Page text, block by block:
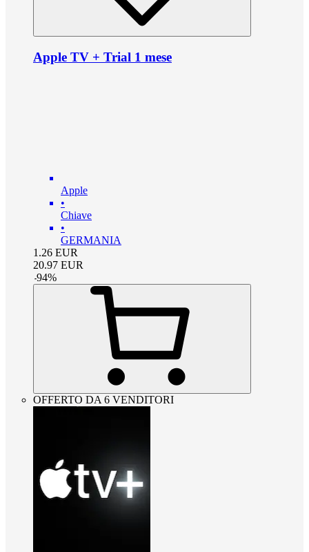
Apple TV + Trial 1 mese
Apple
•
Chiave
•
GERMANIA
1.26 EUR
20.97 EUR
-94%
OFFERTO DA 6 VENDITORI